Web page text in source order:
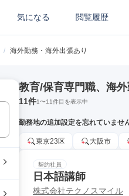
気になる 閲覧履歴
/ 海外勤務・海外出張あり
教育/保育専門職、海
11件1〜11件目を表示中
勤務地の追加設定を忘れていませ
東京23区 大阪市
契約社員
日本語講師
株式会社テクノスマイル